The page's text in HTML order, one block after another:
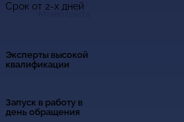
Меню сайта
Срок от 2-х дней
Эксперты высокой
квалификации
Запуск в работу в
день обращения